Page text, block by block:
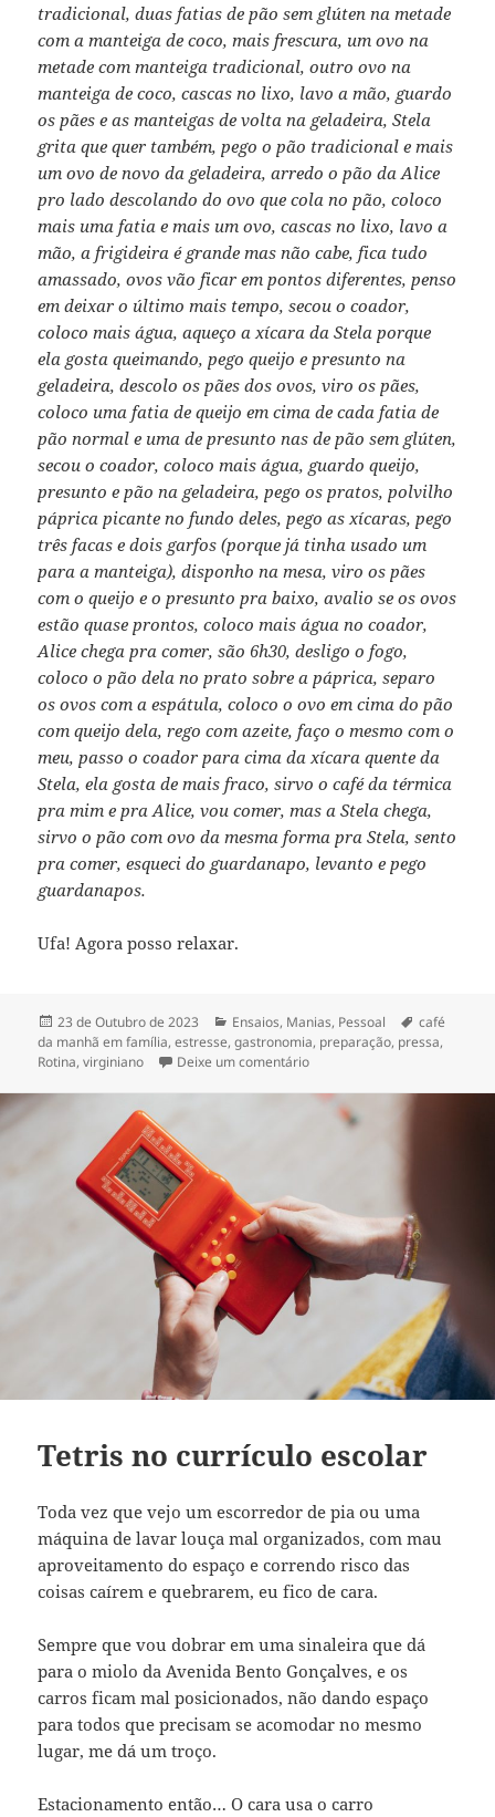
tradicional, duas fatias de pão sem glúten na metade
com a manteiga de coco, mais frescura, um ovo na
metade com manteiga tradicional, outro ovo na
manteiga de coco, cascas no lixo, lavo a mão, guardo
os pães e as manteigas de volta na geladeira, Stela
grita que quer também, pego o pão tradicional e mais
um ovo de novo da geladeira, arredo o pão da Alice
pro lado descolando do ovo que cola no pão, coloco
mais uma fatia e mais um ovo, cascas no lixo, lavo a
mão, a frigideira é grande mas não cabe, fica tudo
amassado, ovos vão ficar em pontos diferentes, penso
em deixar o último mais tempo, secou o coador,
coloco mais água, aqueço a xícara da Stela porque
ela gosta queimando, pego queijo e presunto na
geladeira, descolo os pães dos ovos, viro os pães,
coloco uma fatia de queijo em cima de cada fatia de
pão normal e uma de presunto nas de pão sem glúten,
secou o coador, coloco mais água, guardo queijo,
presunto e pão na geladeira, pego os pratos, polvilho
páprica picante no fundo deles, pego as xícaras, pego
três facas e dois garfos (porque já tinha usado um
para a manteiga), disponho na mesa, viro os pães
com o queijo e o presunto pra baixo, avalio se os ovos
estão quase prontos, coloco mais água no coador,
Alice chega pra comer, são 6h30, desligo o fogo,
coloco o pão dela no prato sobre a páprica, separo
os ovos com a espátula, coloco o ovo em cima do pão
com queijo dela, rego com azeite, faço o mesmo com o
meu, passo o coador para cima da xícara quente da
Stela, ela gosta de mais fraco, sirvo o café da térmica
pra mim e pra Alice, vou comer, mas a Stela chega,
sirvo o pão com ovo da mesma forma pra Stela, sento
pra comer, esqueci do guardanapo, levanto e pego
guardanapos.
Ufa! Agora posso relaxar.
Publicado
a
23 de Outubro de 2023 Categorias
Ensaios, Manias, Pessoal Etiquetas
café
da manhã em família,estresse,gastronomia, preparação, pressa,
Rotina,virginiano Deixe um comentáriosobre Ah, os passarinhos da
Tetris no currículo escolar
Toda vez que vejo um escorredor de pia ou uma
máquina de lavar louça mal organizados, com mau
aproveitamento do espaço e correndo risco das
coisas caírem e quebrarem, eu fico de cara.
Sempre que vou dobrar em uma sinaleira que dá
para o miolo da Avenida Bento Gonçalves, e os
carros ficam mal posicionados, não dando espaço
para todos que precisam se acomodar no mesmo
lugar, me dá um troço.
Estacionamento então… O cara usa o carro